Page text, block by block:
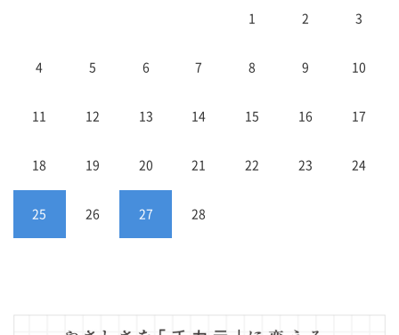
1 2 3
4 5 6 7 8 9 10
11 12 13 14 15 16 17
18 19 20 21 22 23 24
25 26 27 28